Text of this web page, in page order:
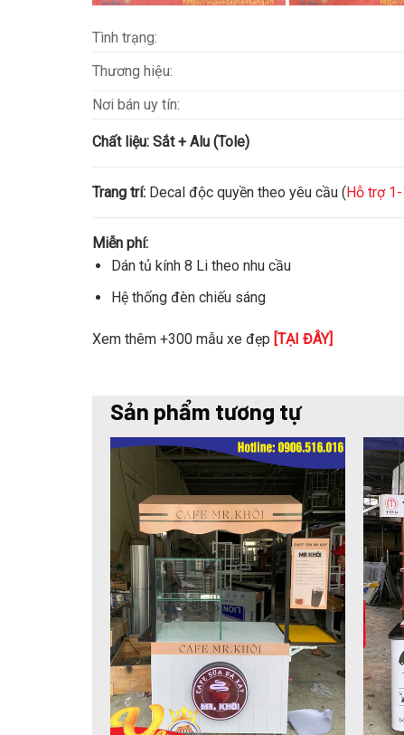
Tình trạng:
Thương hiệu:
Nơi bán uy tín:
Chất liệu: Sắt + Alu (Tole)
Trang trí: Decal độc quyền theo yêu cầu ( Hỗ trợ
Miễn phí:
Dán tủ kính 8 Li theo nhu cầu
Hệ thống đèn chiếu sáng
Xem thêm +300 mẫu xe đẹp [TẠI ĐÂY]
Sản phẩm tương tự